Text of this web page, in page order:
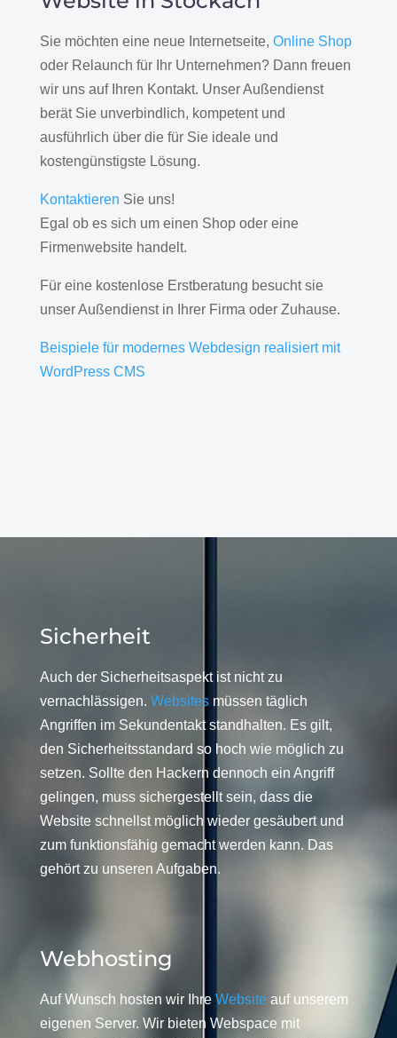
Sie möchten eine neue Internetseite, Online Shop
oder Relaunch für Ihr Unternehmen? Dann freuen
wir uns auf Ihren Kontakt. Unser Außendienst
berät Sie unverbindlich, kompetent und
ausführlich über die für Sie ideale und
kostengünstigste Lösung.
Kontaktieren Sie uns!
Egal ob es sich um einen Shop oder eine
Firmenwebsite handelt.
Für eine kostenlose Erstberatung besucht sie
unser Außendienst in Ihrer Firma oder Zuhause.
Beispiele für modernes Webdesign realisiert mit
WordPress CMS
Sicherheit
Auch der Sicherheitsaspekt ist nicht zu
vernachlässigen. Websitesmüssen täglich
Angriffen im Sekundentakt standhalten. Es gilt,
den Sicherheitsstandard so hoch wie möglich zu
setzen. Sollte den Hackern dennoch ein Angriff
gelingen, muss sichergestellt sein, dass die
Website schnellst möglich wieder gesäubert und
zum funktionsfähig gemacht werden kann. Das
gehört zu unseren Aufgaben.
Webhosting
Auf Wunsch hosten wir Ihre Website auf unserem
eigenen Server. Wir bieten Webspace mit